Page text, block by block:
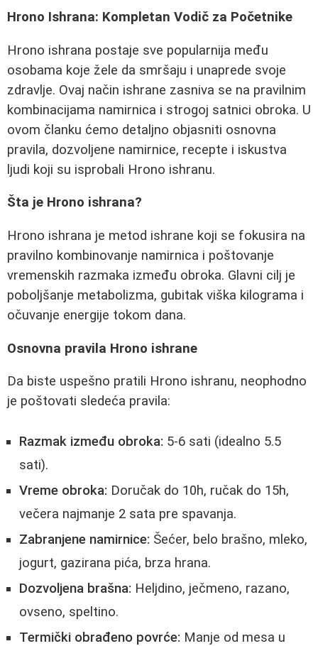
Hrono Ishrana: Kompletan Vodič za Početnike
Hrono ishrana postaje sve popularnija među
osobama koje žele da smršaju i unaprede svoje
zdravlje. Ovaj način ishrane zasniva se na pravilnim
kombinacijama namirnica i strogoj satnici obroka. U
ovom članku ćemo detaljno objasniti osnovna
pravila, dozvoljene namirnice, recepte i iskustva
ljudi koji su isprobali Hrono ishranu.
Šta je Hrono ishrana?
Hrono ishrana je metod ishrane koji se fokusira na
pravilno kombinovanje namirnica i poštovanje
vremenskih razmaka između obroka. Glavni cilj je
poboljšanje metabolizma, gubitak viška kilograma i
očuvanje energije tokom dana.
Osnovna pravila Hrono ishrane
Da biste uspešno pratili Hrono ishranu, neophodno
je poštovati sledeća pravila:
Razmak između obroka: 5-6 sati (idealno 5.5
sati).
Vreme obroka: Doručak do 10h, ručak do 15h,
večera najmanje 2 sata pre spavanja.
Zabranjene namirnice: Šećer, belo brašno, mleko,
jogurt, gazirana pića, brza hrana.
Dozvoljena brašna: Heljdino, ječmeno, razano,
ovseno, speltino.
Termički obrađeno povrće: Manje od mesa u